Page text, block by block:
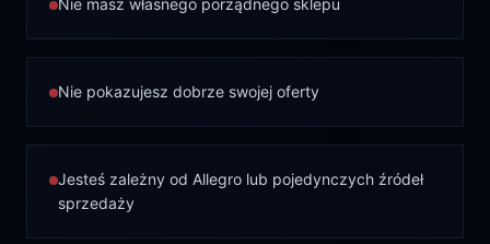
Nie masz własnego porządnego sklepu
Nie pokazujesz dobrze swojej oferty
Jesteś zależny od Allegro lub pojedynczych źródeł
sprzedaży